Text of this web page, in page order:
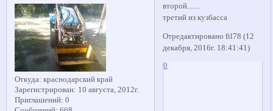
Откуда: краснодарский край
Зарегистрирован: 10 августа, 2012г.
Приглашений: 0
второй.......
третий из кузбасса
Отредактировано fil78 (12
декабря, 2016г. 18:41:41)
0